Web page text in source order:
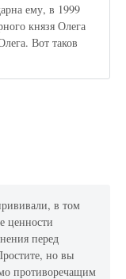
ему, в 1999
князя Олега
Вот таков
в том
ценности
перед
но вы
противоречащим